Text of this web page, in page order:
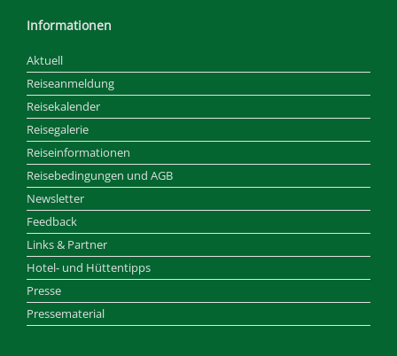
Informationen
Aktuell
Reiseanmeldung
Reisekalender
Reisegalerie
Reiseinformationen
Reisebedingungen und AGB
Newsletter
Feedback
Links & Partner
Hotel- und Hüttentipps
Presse
Pressematerial